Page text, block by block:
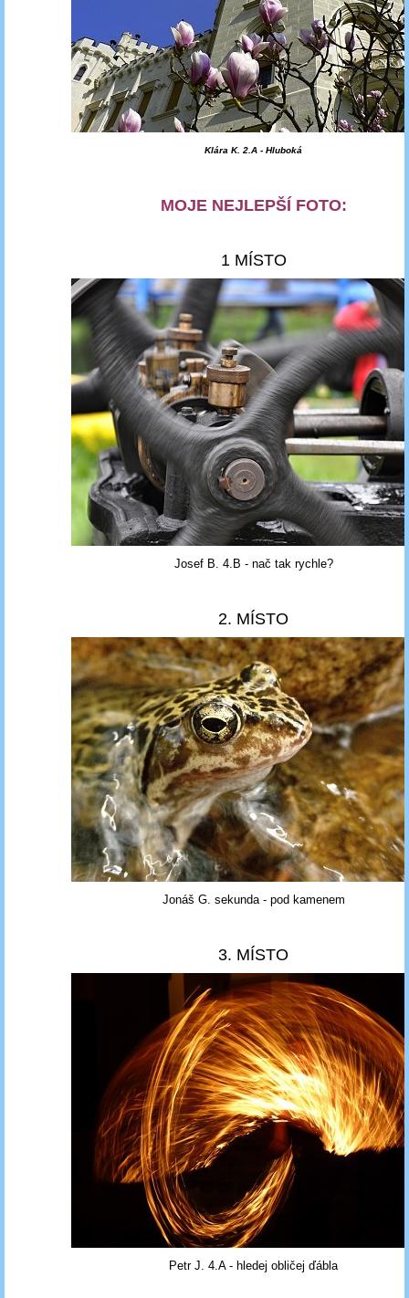
Klára K. 2.A - Hluboká
MOJE NEJLEPŠÍ FOTO:
1 MÍSTO
Josef B. 4.B - nač tak rychle?
2. MÍSTO
Jonáš G. sekunda - pod kamenem
3. MÍSTO
Petr J. 4.A - hledej obličej ďábla